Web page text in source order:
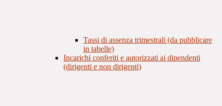
Tassi di assenza trimestrali (da pubblicare
in tabelle)
Incarichi conferiti e autorizzati ai dipendenti
(dirigenti e non dirigenti)